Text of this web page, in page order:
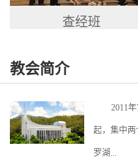
查经班
教会简介
2011
起，集中
罗湖...